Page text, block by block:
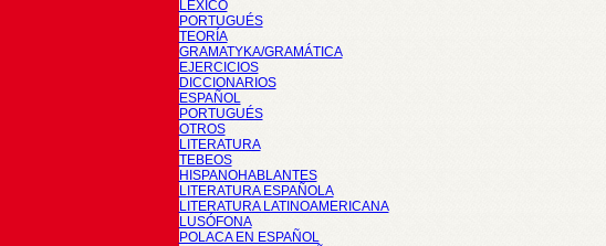
LÉXICO
PORTUGUÉS
TEORÍA
GRAMATYKA/GRAMÁTICA
EJERCICIOS
DICCIONARIOS
ESPAÑOL
PORTUGUÉS
OTROS
LITERATURA
TEBEOS
HISPANOHABLANTES
LITERATURA ESPAÑOLA
LITERATURA LATINOAMERICANA
LUSÓFONA
POLACA EN ESPAÑOL